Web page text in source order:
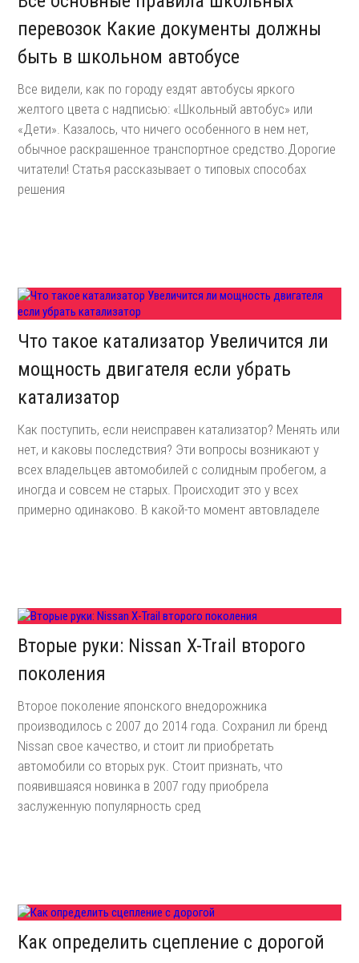
перевозок Какие документы должны
быть в школьном автобусе
Все видели, как по городу ездят автобусы яркого
желтого цвета с надписью: «Школьный автобус» или
«Дети». Казалось, что ничего особенного в нем нет,
обычное раскрашенное транспортное средство.Дорогие
читатели! Статья рассказывает о типовых способах
решения
Что такое катализатор Увеличится ли
мощность двигателя если убрать
катализатор
Как поступить, если неисправен катализатор? Менять или
нет, и каковы последствия? Эти вопросы возникают у
всех владельцев автомобилей с солидным пробегом, а
иногда и совсем не старых. Происходит это у всех
примерно одинаково. В какой-то момент автовладеле
Вторые руки: Nissan X-Trail второго
поколения
Второе поколение японского внедорожника
производилось с 2007 до 2014 года. Сохранил ли бренд
Nissan свое качество, и стоит ли приобретать
автомобили со вторых рук. Стоит признать, что
появившаяся новинка в 2007 году приобрела
заслуженную популярность сред
Как определить сцепление с дорогой